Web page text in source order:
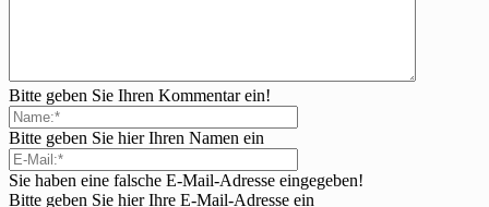
Bitte geben Sie Ihren Kommentar ein!
Bitte geben Sie hier Ihren Namen ein
Sie haben eine falsche E-Mail-Adresse eingegeben!
Bitte geben Sie hier Ihre E-Mail-Adresse ein